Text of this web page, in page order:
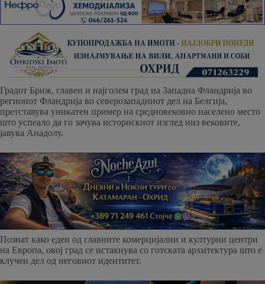
Градот Бриж, главен и најголем град на Западна Фландрија во
регионот Фландрија во северозападниот дел на Белгија,
претставува уникатен пример на средновековно населено место
што успеало да го зачува историскиот изглед низ вековите,
јавува Анадолу.
Познат како еден од главните комерцијални и културни центри
на Европа, овој град се истакнува со готската архитектура што е
клучен дел од неговиот идентитет.